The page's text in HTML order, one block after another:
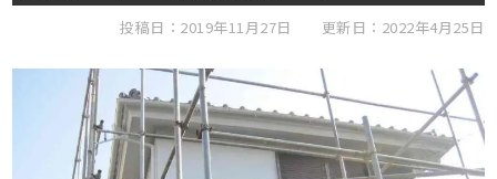
投稿日：2019年11月27日 更新日：2022年4月25日